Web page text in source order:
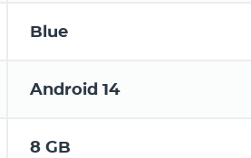
Blue
Android 14
8 GB